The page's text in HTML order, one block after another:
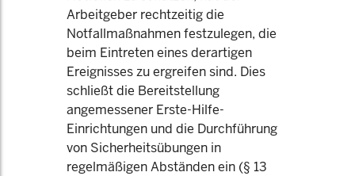
Arbeitgeber rechtzeitig die
Notfallmaßnahmen festzulegen, die
beim Eintreten eines derartigen
Ereignisses zu ergreifen sind. Dies
schließt die Bereitstellung
angemessener Erste-Hilfe-
Einrichtungen und die Durchführung
von Sicherheitsübungen in
regelmäßigen Abständen ein (§ 13